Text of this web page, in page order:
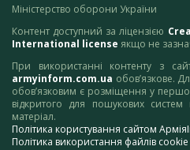
Міністерство оборони України
Контент доступний за ліцензією
International license якщо не
При використанні контенту з
armyinform.com.ua обов’язкове.
обов’язковим є розміщення у
відкритого для пошукових
матеріал.
Політика користування сайтом
Політика використання файлів cookie